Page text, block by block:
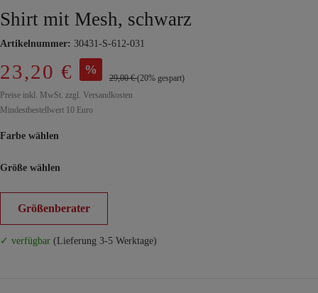
Shirt mit Mesh, schwarz
Artikelnummer: 30431-S-612-031
23,20 € %
29,00 €(20% gespart)
Preise inkl. MwSt. zzgl. Versandkosten
Mindestbestellwert 10 Euro
Farbe wählen
Größe wählen
Größenberater
✓ verfügbar (Lieferung 3-5 Werktage)